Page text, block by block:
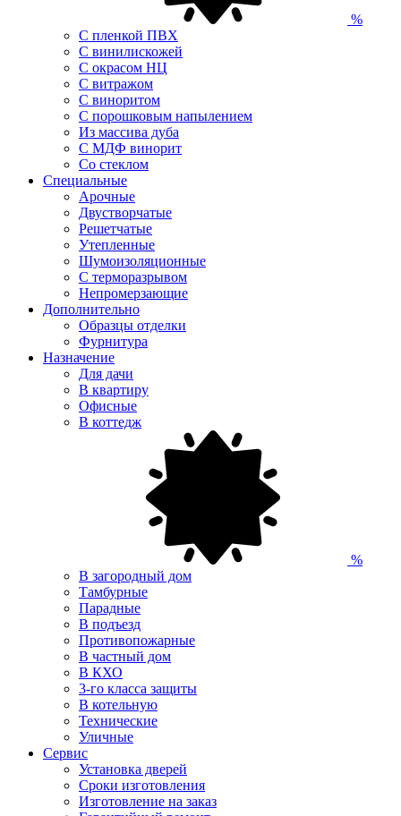
%
С пленкой ПВХ
С винилискожей
С окрасом НЦ
С витражом
С виноритом
С порошковым напылением
Из массива дуба
С МДФ винорит
Со стеклом
Специальные
Арочные
Двустворчатые
Решетчатые
Утепленные
Шумоизоляционные
С терморазрывом
Непромерзающие
Дополнительно
Образцы отделки
Фурнитура
Назначение
Для дачи
В квартиру
Офисные
В коттедж
%
В загородный дом
Тамбурные
Парадные
В подъезд
Противопожарные
В частный дом
В КХО
3-го класса защиты
В котельную
Технические
Уличные
Сервис
Установка дверей
Сроки изготовления
Изготовление на заказ